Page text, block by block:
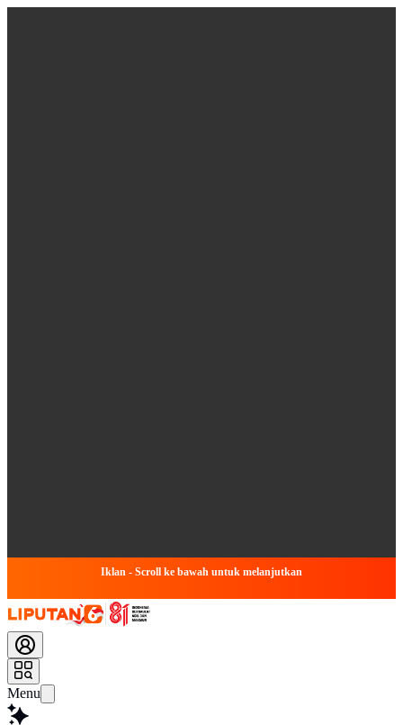
Iklan - Scroll ke bawah untuk melanjutkan
Menu